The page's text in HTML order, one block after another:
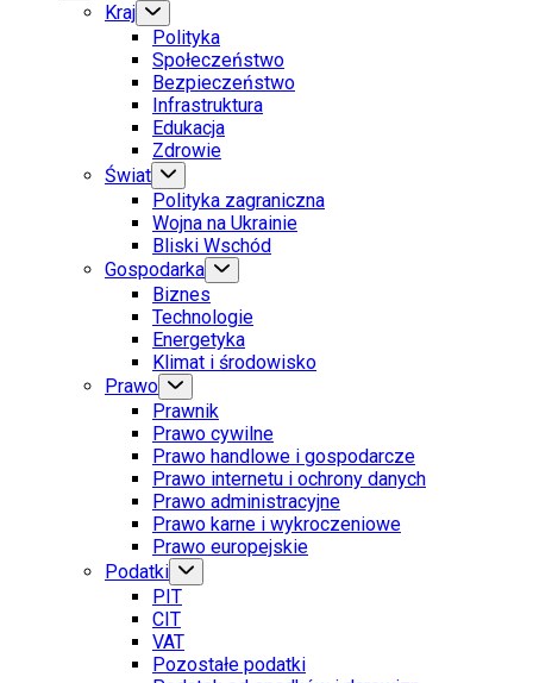
Kraj
Polityka
Społeczeństwo
Bezpieczeństwo
Infrastruktura
Edukacja
Zdrowie
Świat
Polityka zagraniczna
Wojna na Ukrainie
Bliski Wschód
Gospodarka
Biznes
Technologie
Energetyka
Klimat i środowisko
Prawo
Prawnik
Prawo cywilne
Prawo handlowe i gospodarcze
Prawo internetu i ochrony danych
Prawo administracyjne
Prawo karne i wykroczeniowe
Prawo europejskie
Podatki
PIT
CIT
VAT
Pozostałe podatki